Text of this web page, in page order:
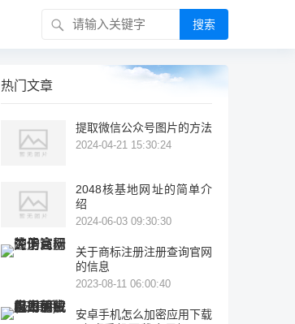
搜索
热门文章
提取微信公众号图片的方法
2024-04-21 15:30:24
2048核基地网址的简单介
绍
2024-06-03 09:30:30
关于商标注册注册查询官网
的信息
2023-08-11 06:00:40
安卓手机怎么加密应用下载